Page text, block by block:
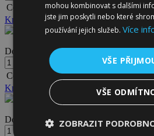
Cena s DPH 115,00CZK
Kmín celý 100 g
Dostupnost: Skladem
100g
Cena s DPH
25,30CZK
Kmín drcený 100 g
Dostupnost:Skladem
ks
mohou kombinovat s dalšími
jste jim poskytli nebo které
používání jejich služeb.Více
VŠE
VŠE
ZOBRAZIT